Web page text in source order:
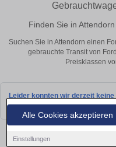
Alle Cookies akzeptieren
Einstellungen
Finden Sie in
Suchen Sie in Attendorn einen
gebrauchte Transit von
Preisklassen
Leider konnten wir derzeit
bald wieder vorbei!